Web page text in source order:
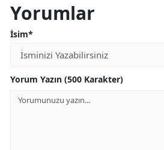
Yorumlar
İsim*
Yorum Yazın (500 Karakter)